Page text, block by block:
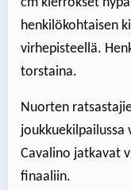
henkilökohtaisen
virhepisteellä.
torstaina.
Nuorten
joukkuekilpailussa
Cavalino jatkavat
finaaliin.